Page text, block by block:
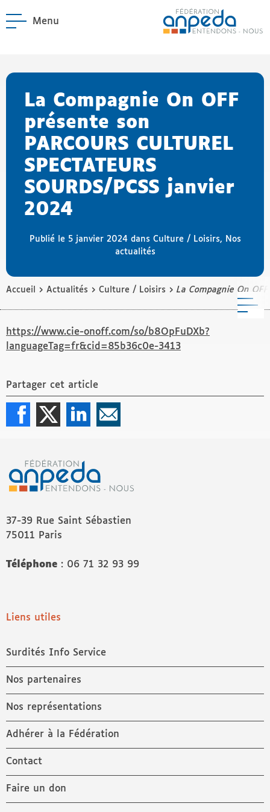
Menu
La Compagnie On OFF
présente son
PARCOURS CULTUREL
SPECTATEURS
SOURDS/PCSS janvier
2024
Publié le 5 janvier 2024 dans Culture / Loisirs,
Nos
actualités
Accueil › Actualités › Culture / Loisirs › La Compagnie On OFF
https://www.cie-onoff.com/so/b8OpFuDXb?
languageTag=fr&cid=85b36c0e-3413
Partager cet article
37-39 Rue Saint Sébastien
75011 Paris
Téléphone : 06 71 32 93 99
Liens utiles
Surdités Info Service
Nos partenaires
Nos représentations
Adhérer à la Fédération
Contact
Faire un don